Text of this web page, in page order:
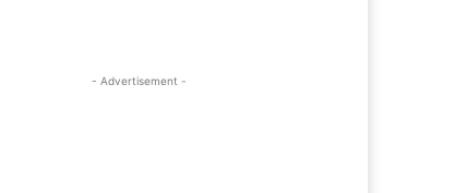
- Advertisement -